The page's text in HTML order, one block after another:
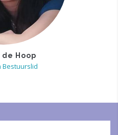
de Hoop
Bestuurslid